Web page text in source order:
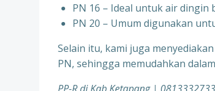
⁠PN 16 – Ideal untuk air dingin
⁠PN 20 – Umum digunakan
Selain itu, kami juga
PN, sehingga memudahkan